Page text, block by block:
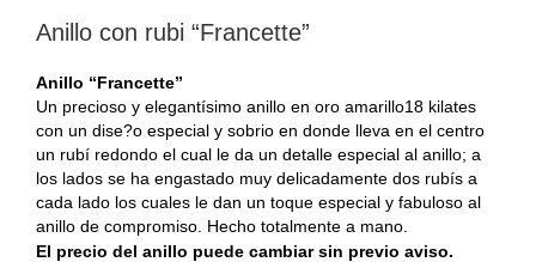
Anillo con rubi “Francette”
Anillo “Francette”
Un precioso y elegantísimo anillo en oro amarillo18 kilates
con un dise?o especial y sobrio en donde lleva en el centro
un rubí redondo el cual le da un detalle especial al anillo; a
los lados se ha engastado muy delicadamente dos rubís a
cada lado los cuales le dan un toque especial y fabuloso al
anillo de compromiso. Hecho totalmente a mano.
El precio del anillo puede cambiar sin previo aviso.